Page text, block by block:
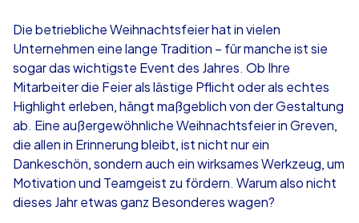
€49,99
iPad Tour
ab
Krimi iPad
Die betriebliche Weihnachtsfeier hat in vielen
Unternehmen eine lange Tradition – für manche ist sie
sogar das wichtigste Event des Jahres. Ob Ihre
Mitarbeiter die Feier als lästige Pflicht oder als echtes
Highlight erleben, hängt maßgeblich von der Gestaltung
ab. Eine außergewöhnliche Weihnachtsfeier in Greven,
die allen in Erinnerung bleibt, ist nicht nur ein
Dankeschön, sondern auch ein wirksames Werkzeug, um
Motivation und Teamgeist zu fördern. Warum also nicht
dieses Jahr etwas ganz Besonderes wagen?